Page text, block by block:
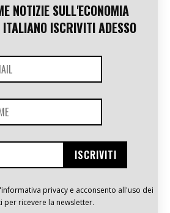
NOTIZIE SULL'ECONOMIA
ITALIANO ISCRIVITI ADESSO
privacy e acconsento all'uso dei
per ricevere la newsletter.